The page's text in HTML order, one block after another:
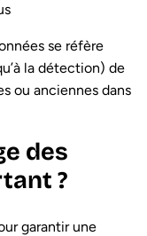
se réfère
la détection) de
ou anciennes dans
des
?
garantir une